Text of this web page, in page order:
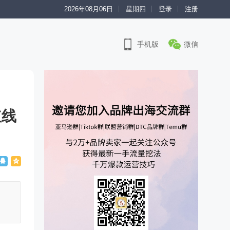
2026年08月06日 星期四 登录 注册
手机版 微信